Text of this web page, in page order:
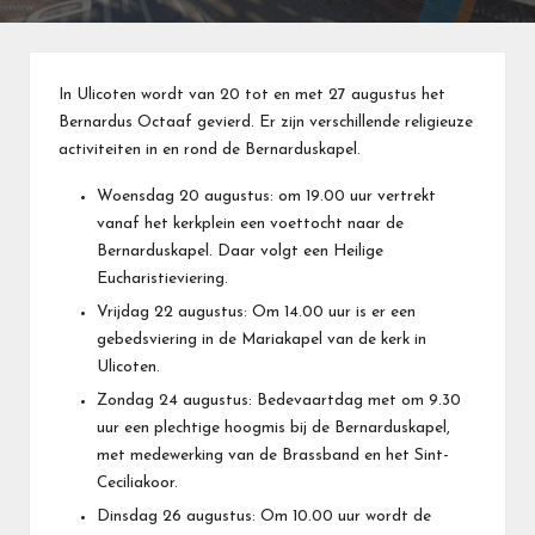
In Ulicoten wordt van 20 tot en met 27 augustus het
Bernardus Octaaf gevierd. Er zijn verschillende religieuze
activiteiten in en rond de Bernarduskapel.
Woensdag 20 augustus: om 19.00 uur vertrekt
vanaf het kerkplein een voettocht naar de
Bernarduskapel. Daar volgt een Heilige
Eucharistieviering.
Vrijdag 22 augustus: Om 14.00 uur is er een
gebedsviering in de Mariakapel van de kerk in
Ulicoten.
Zondag 24 augustus: Bedevaartdag met om 9.30
uur een plechtige hoogmis bij de Bernarduskapel,
met medewerking van de Brassband en het Sint-
Ceciliakoor.
Dinsdag 26 augustus: Om 10.00 uur wordt de